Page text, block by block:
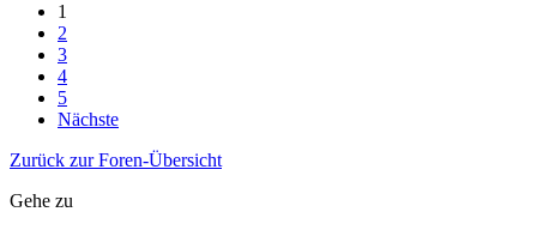
1
2
3
4
5
Nächste
Zurück zur Foren-Übersicht
Gehe zu